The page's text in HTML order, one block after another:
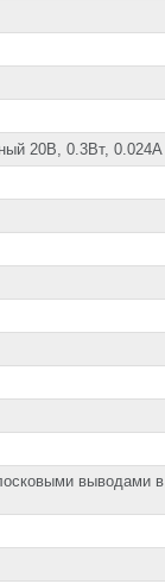
20В, 0.3Вт, 0.024А
выводами